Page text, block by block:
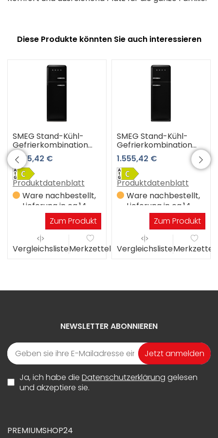
Diese Produkte könnten Sie auch interessieren
SMEG Stand-Kühl-
Gefrierkombination
FAB30LBL6
1.555,42 €
Produktdatenblatt
Ware nachbestellt,
Lieferung in ca.14
WerktagenZum Produkt
VergleichslisteMerkzettel
SMEG Stand-Kühl-
Gefrierkombination
FAB30RBL6
1.555,42 €
Produktdatenblatt
Ware nachbestellt,
Lieferung in ca.14
WerktagenZum Produkt
VergleichslisteMerkzettel
NEWSLETTER ABONNIEREN
Jetzt anmelden
Ja, ich habe die Datenschutzerklärung gelesen
und akzeptiere sie.
PREMIUMSHOP24